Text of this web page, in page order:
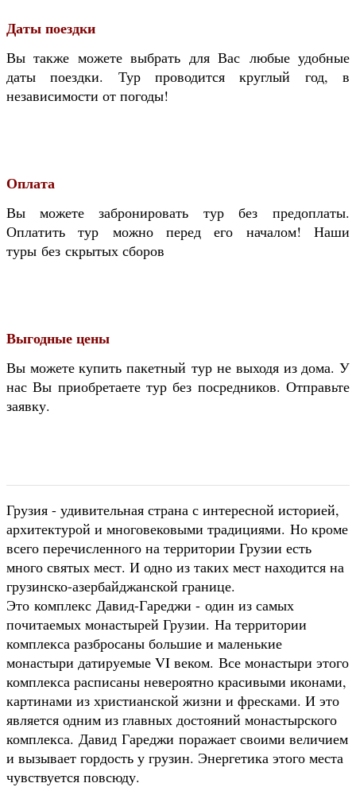
Даты поездки
Вы также можете выбрать для Вас любые удобные
даты поездки. Тур проводится круглый год, в
независимости от погоды!
Оплата
Вы можете забронировать тур без предоплаты.
Оплатить тур можно перед его началом! Наши
туры без скрытых сборов
Выгодные цены
Вы можете купить пакетный тур не выходя из дома. У
нас Вы приобретаете тур без посредников. Отправьте
заявку.
Грузия - удивительная страна с интересной историей,
архитектурой и многовековыми традициями. Но кроме
всего перечисленного на территории Грузии есть
много святых мест. И одно из таких мест находится на
грузинско-азербайджанской границе.
Это комплекс Давид-Гареджи - один из самых
почитаемых монастырей Грузии. На территории
комплекса разбросаны большие и маленькие
монастыри датируемые VI веком. Все монастыри этого
комплекса расписаны невероятно красивыми иконами,
картинами из христианской жизни и фресками. И это
является одним из главных достояний монастырского
комплекса. Давид Гареджи поражает своими величием
и вызывает гордость у грузин. Энергетика этого места
чувствуется повсюду.